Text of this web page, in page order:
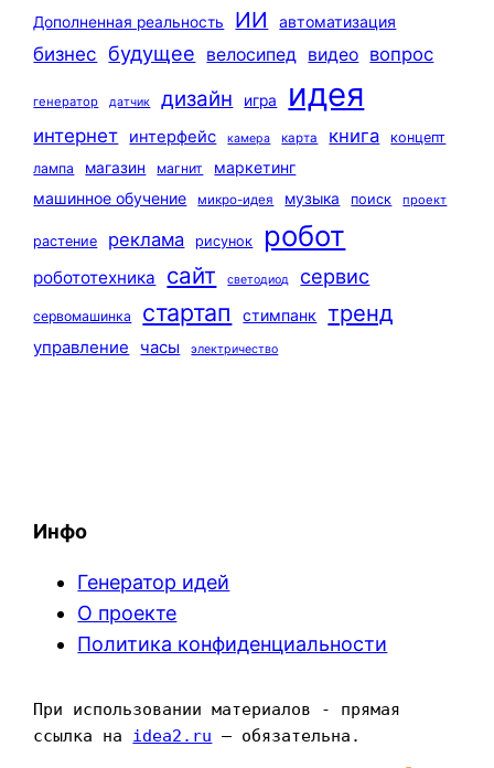
Дополненная реальность ИИ автоматизация
бизнес будущее велосипед видео вопрос
генератор датчик дизайн игра идея
интернет интерфейс камера карта книга
концепт
лампа
магазин магнит
маркетинг
машинное обучение
микро-идея музыка поиск проект
растение реклама рисунок робот
робототехника сайт светодиод сервис
сервомашинка стартап стимпанк тренд
управление часы электричество
Инфо
Генератор идей
О проекте
Политика конфиденциальности
При использовании материалов - прямая
ссылка на idea2.ru — обязательна.